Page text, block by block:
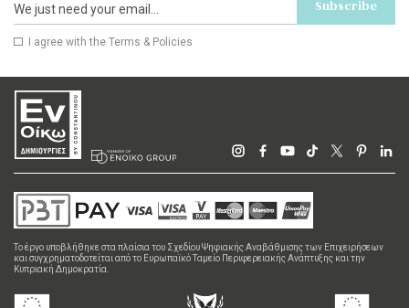
Subscribe
I agree with the Terms & Policies
Το έργο υποβλήθηκε στα πλαίσια του Σχεδίου Ψηφιακής Αναβάθμισης των Επιχειρήσεων
και συγχρηματοδοτείται από το Ευρωπαϊκό Ταμείο Περιφερειακής Ανάπτυξης και την
Κυπριακή Δημοκρατία.